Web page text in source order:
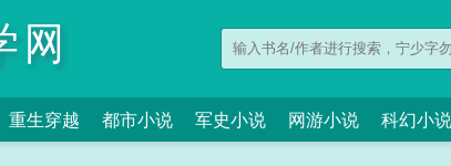
网
重生穿越 都市小说 军史小说 网游小说 科幻小说